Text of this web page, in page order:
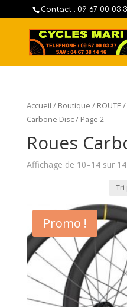
Contact : 09 67 00 03
Accueil / Boutique / ROUTE /
Carbone Disc/ Page 2
Roues
Affichage de 10–14 sur
Promo !